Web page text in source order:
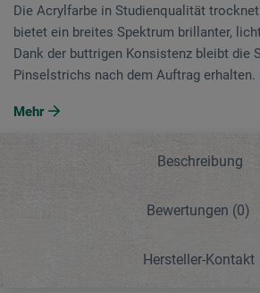
Die Acrylfarbe in Studienqualität
bietet ein breites Spektrum brillanter,
Dank der buttrigen Konsistenz bleibt die
Pinselstrichs nach dem Auftrag erhalten.
Mehr
Beschreibung
Bewertungen (0)
Hersteller-Kontakt